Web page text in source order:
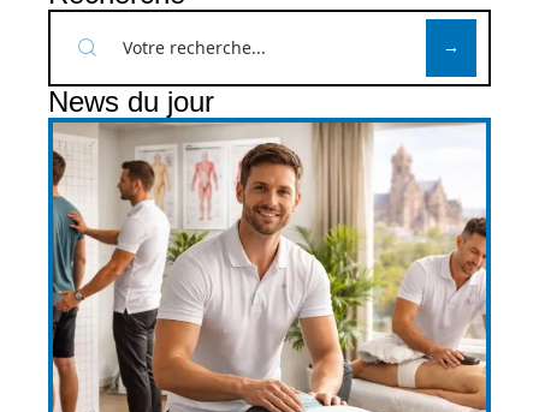
News du jour